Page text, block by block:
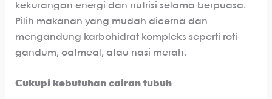
kekurangan energi dan nutrisi selama berpuasa.
Pilih makanan yang mudah dicerna dan
mengandung karbohidrat kompleks seperti roti
gandum, oatmeal, atau nasi merah.
Cukupi kebutuhan cairan tubuh